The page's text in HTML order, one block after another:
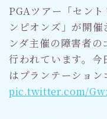
PGAツアー「セン
ンピオンズ」が開
ンダ主催の障害者の
行われています。今
はプランテーション
pic.twitter.com/